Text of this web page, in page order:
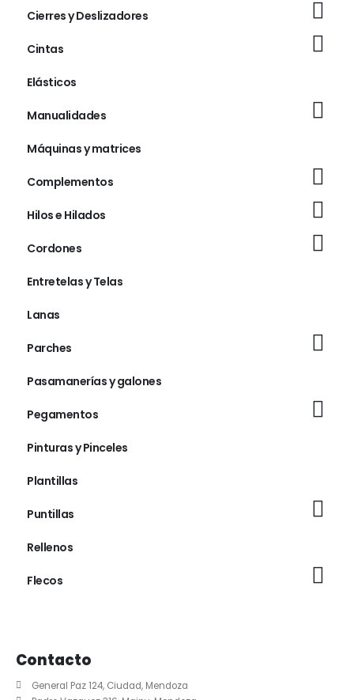
Cierres y Deslizadores
Cintas
Elásticos
Manualidades
Máquinas y matrices
Complementos
Hilos e Hilados
Cordones
Entretelas y Telas
Lanas
Parches
Pasamanerías y galones
Pegamentos
Pinturas y Pinceles
Plantillas
Puntillas
Rellenos
Flecos
Contacto
General Paz 124, Ciudad, Mendoza